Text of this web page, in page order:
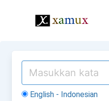
English - Indonesian